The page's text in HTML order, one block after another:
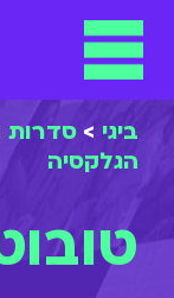
לתוכן
ביגי > סדרות
הגלקסיה